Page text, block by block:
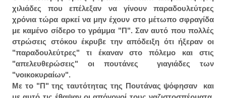
χιλιάδες που επέλεξαν να γίνουν παραδουλεύτρες
χρόνια τώρα αρκεί να μην έχουν στο μέτωπο σφραγίδα
με καμένο σίδερο το γράμμα "Π". Σαν αυτό που πολλές
στρώσεις στόκου έκρυβε την απόδειξη ότι ήξεραν οι
"παραδουλεύτρες" τι έκαναν στο πόλεμο και στις
"απελευθερώσεις" οι πουτάνες γιαγιάδες των
"νοικοκυραίων".
Με το "Π" της ταυτότητας της Πουτάνας ψόφησαν και